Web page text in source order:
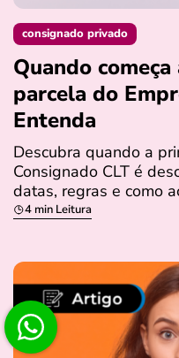
consignado privado
Quando
parcela do
Entenda
Descubra quando a
Consignado CLT é
datas, regras e como
4 min Leitura